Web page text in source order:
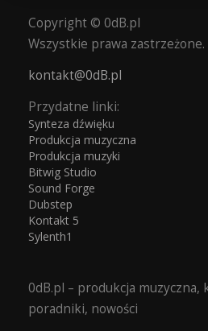
Copyright © 0dB.pl
Wszystkie prawa zastrzeżone.
kontakt@0dB.pl
Przydatne linki:
Synteza dźwięku
Produkcja muzyczna
Produkcja muzyki
Bitwig Studio
Sound Forge
Dubstep
Kontakt 5
Sylenth1
0dB.pl – produkcja muzyczna,
poradniki, nowości